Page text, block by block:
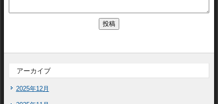
アーカイブ
2025年12月